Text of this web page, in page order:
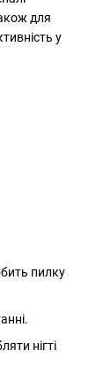
для
у
пилку
нігті